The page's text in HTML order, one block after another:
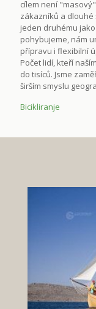
cílem není
zákazníků a
jeden druhému
pohybujeme, nám
přípravu i flexibilní
Počet lidí, kteří
do tisíců. Jsme
širším smyslu
Bicikliranje